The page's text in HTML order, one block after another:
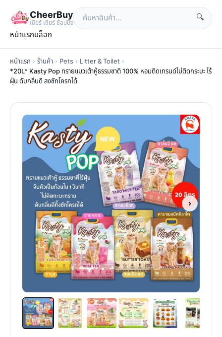
CheerBuy
เซียร์ เซียร์ ช้อปปิ้ง
🔍
หน้าแรกบล็อก
หน้าแรก › ร้านค้า › Pets › Litter & Toilet ›
*20L* Kasty Pop ทรายแมวเต้าหู้ธรรมชาติ 100% หอมติดเทรนด์ไม่ติดกระบะ ไร้
ฝุ่น ดับกลิ่นดี ลงชักโครกได้
›